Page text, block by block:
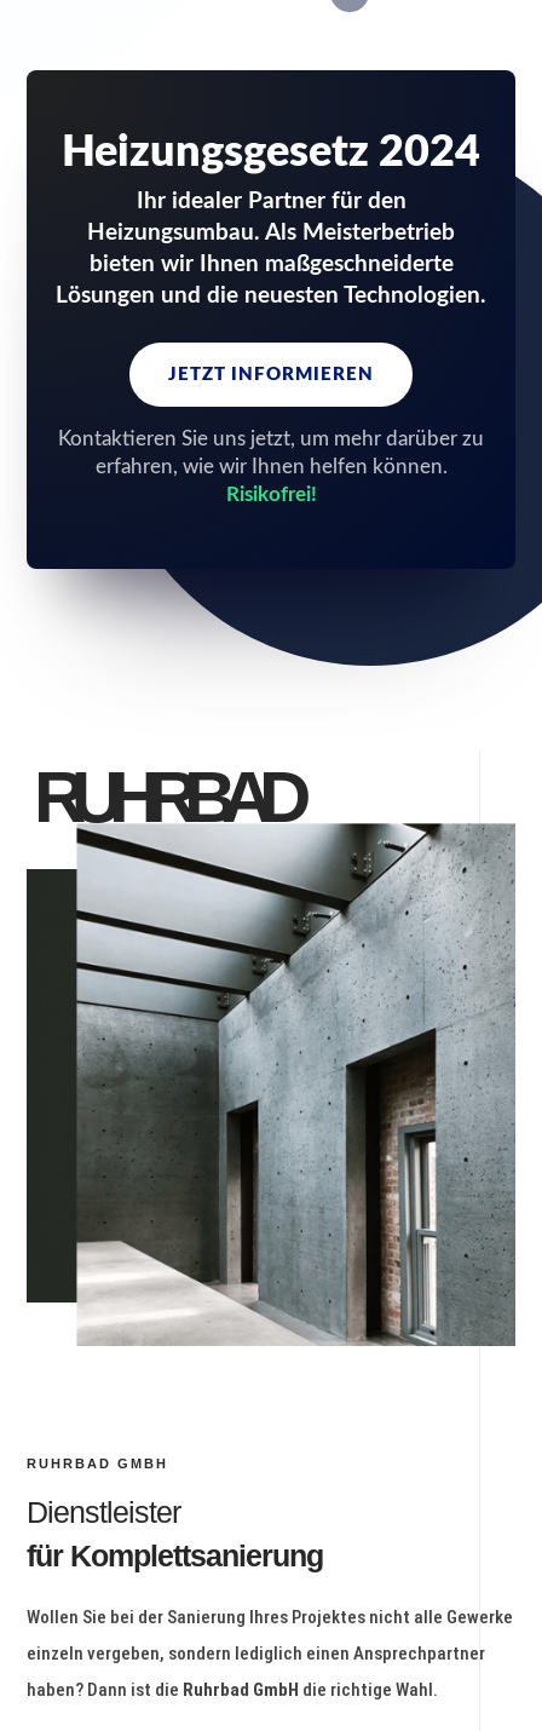
Heizungsgesetz 2024
Ihr idealer Partner für den
Heizungsumbau. Als Meisterbetrieb
bieten wir Ihnen maßgeschneiderte
Lösungen und die neuesten Technologien.
JETZT INFORMIEREN
Kontaktieren Sie uns jetzt, um mehr darüber zu
erfahren, wie wir Ihnen helfen können.
Risikofrei!
RUHRBAD
RUHRBAD GMBH
Dienstleister
für Komplettsanierung
Wollen Sie bei der Sanierung Ihres Projektes nicht alle Gewerke
einzeln vergeben, sondern lediglich einen Ansprechpartner
haben? Dann ist die Ruhrbad GmbH die richtige Wahl.